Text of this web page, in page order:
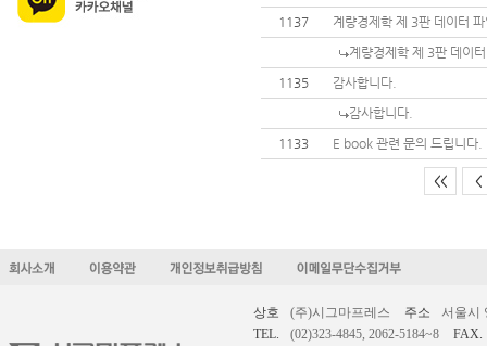
1137
계량경제학 제 3판 데이터
계량경제학 제 3판 데이
1135
감사합니다.
감사합니다.
1133
E book 관련 문의 드립니다.
<< <
상호 (주)시그마프레스 주소
서울시
TEL.
(02)323-4845, 2062-5184~8
FAX.